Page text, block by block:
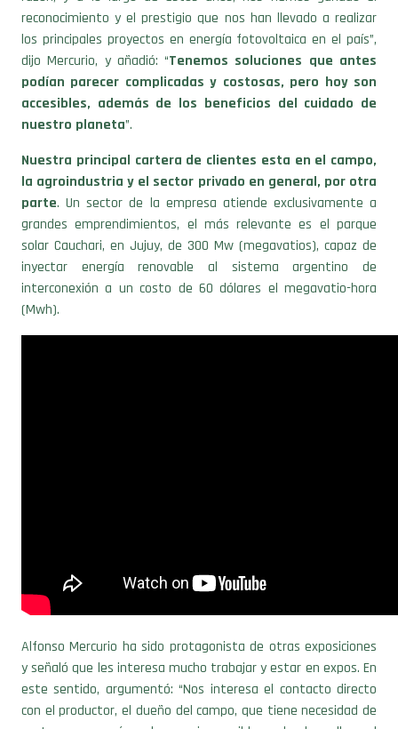
reconocimiento y el prestigio que nos han llevado a realizar
los principales proyectos en energía fotovoltaica en el país”,
dijo Mercurio, y añadió: “Tenemos soluciones que antes
podían parecer complicadas y costosas, pero hoy son
accesibles, además de los beneficios del cuidado de
nuestro planeta”.
Nuestra principal cartera de clientes esta en el campo,
la agroindustria y el sector privado en general, por otra
parte. Un sector de la empresa atiende exclusivamente a
grandes emprendimientos, el más relevante es el parque
solar Cauchari, en Jujuy, de 300 Mw (megavatios), capaz de
inyectar energía renovable al sistema argentino de
interconexión a un costo de 60 dólares el megavatio-hora
(Mwh).
Alfonso Mercurio ha sido protagonista de otras exposiciones
y señaló que les interesa mucho trabajar y estar en expos. En
este sentido, argumentó: “Nos interesa el contacto directo
con el productor, el dueño del campo, que tiene necesidad de